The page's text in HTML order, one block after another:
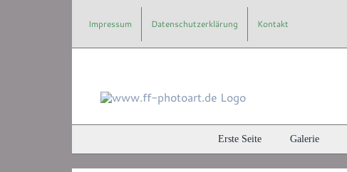
Impressum Datenschutzerklärung Kontakt
Erste Seite Galerie